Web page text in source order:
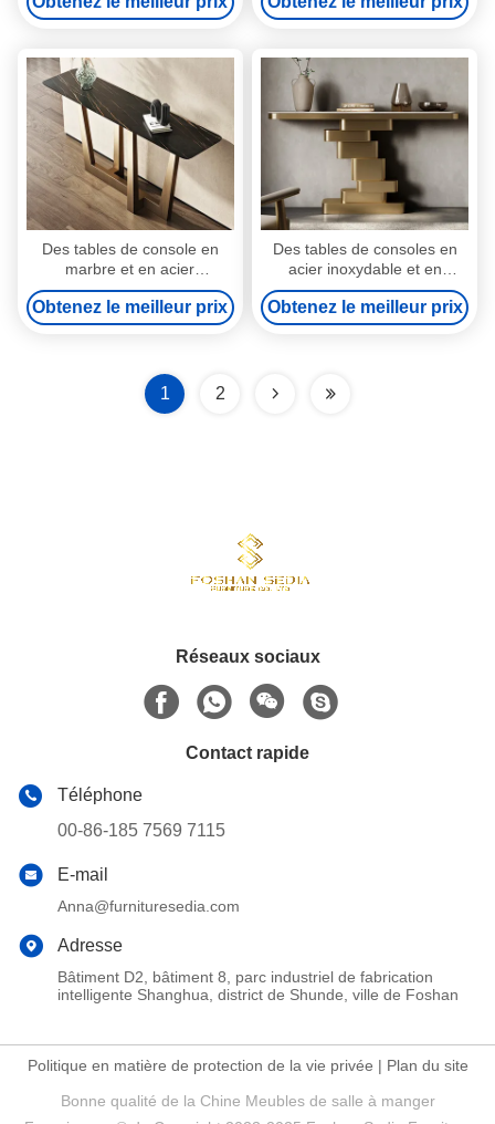
Des tables de console en
marbre et en acier
inoxydable élégantes - style
d'entrée moderne
Obtenez le meilleur prix
Des tables de consoles en
acier inoxydable et en
marbre sophistiquées pour
les maisons modernes
Obtenez le meilleur prix
1 2
Réseaux sociaux
Contact rapide
Téléphone
00-86-185 7569 7115
E-mail
Anna@furnituresedia.com
Adresse
Bâtiment D2, bâtiment 8, parc industriel de fabrication
intelligente Shanghua, district de Shunde, ville de Foshan
Politique en matière de protection de la vie privée | Plan du site
Bonne qualité de la Chine Meubles de salle à manger